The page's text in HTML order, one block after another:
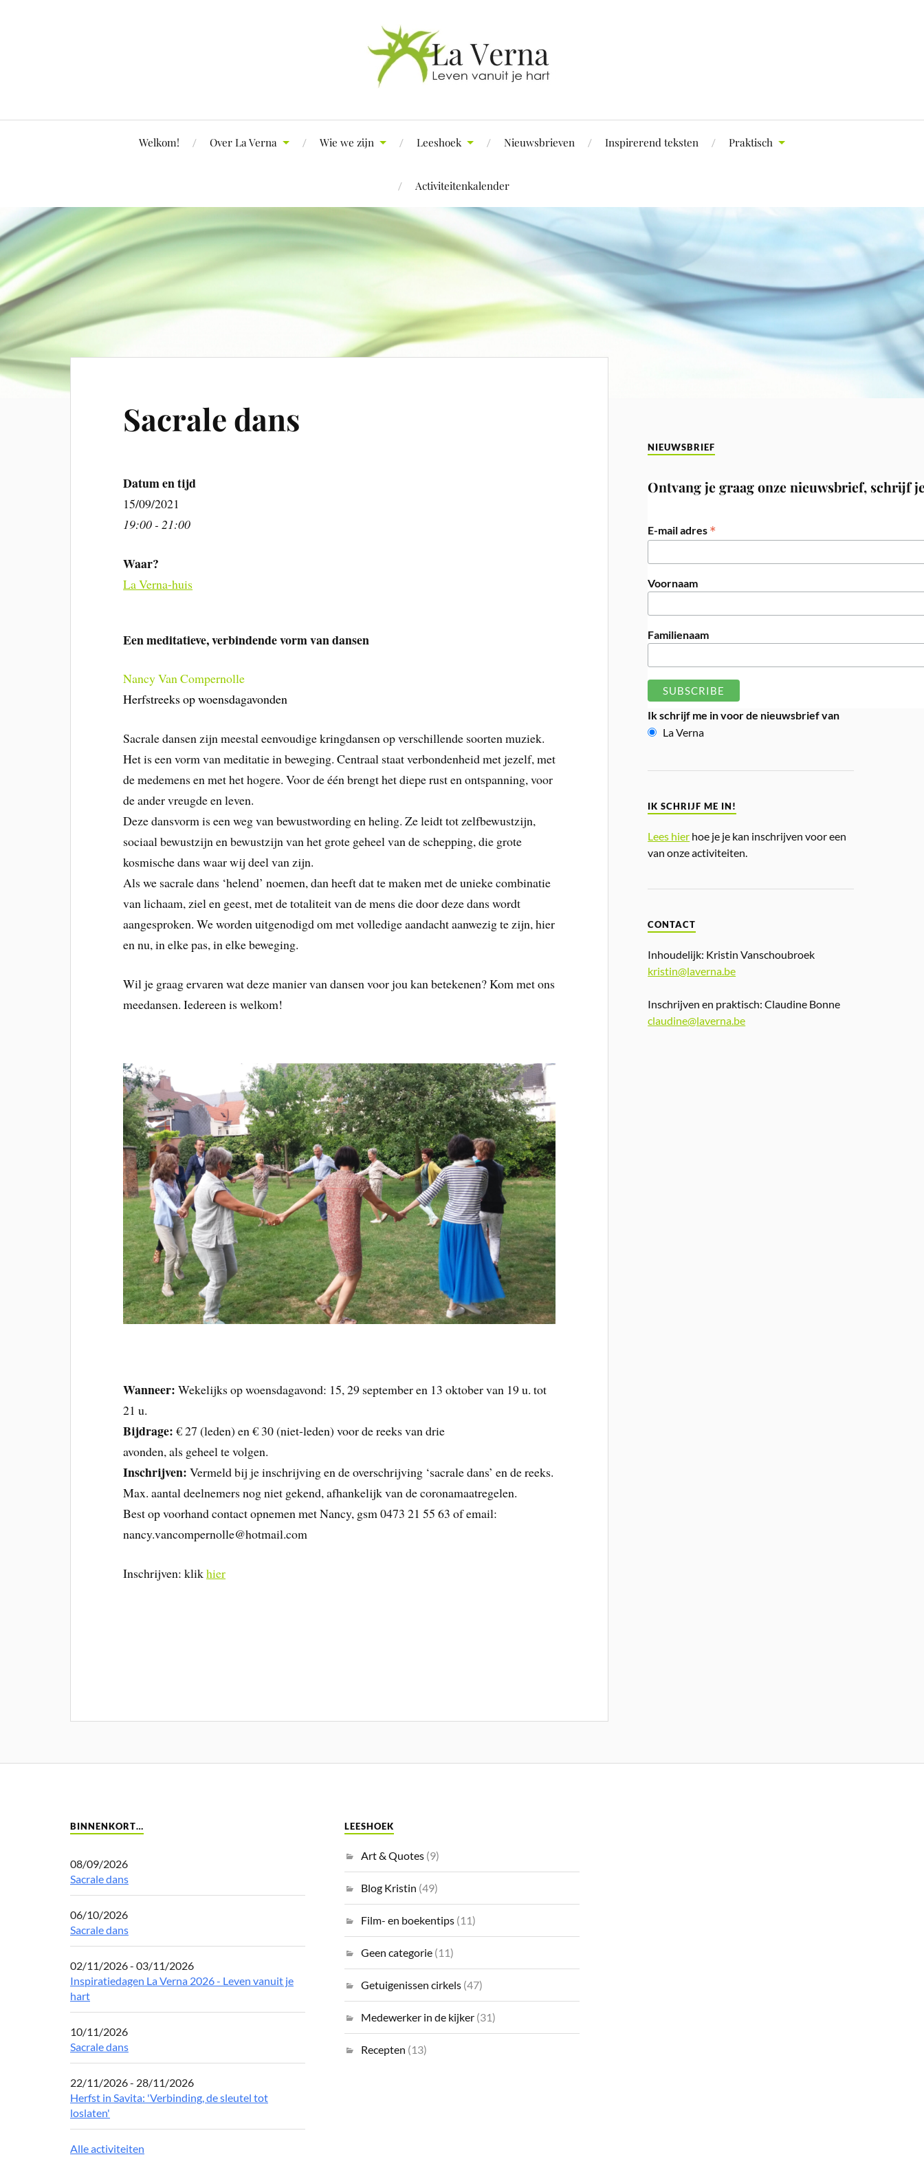
Welkom! Over La Verna Wie we zijn Leeshoek Nieuwsbrieven Inspirerend teksten Praktisch
Activiteitenkalender
Sacrale dans
Datum en tijd
15/09/2021
19:00 - 21:00
Waar?
La Verna-huis
Een meditatieve, verbindende vorm van dansen
Nancy Van Compernolle
Herfstreeks op woensdagavonden
Sacrale dansen zijn meestal eenvoudige kringdansen op verschillende soorten muziek.
Het is een vorm van meditatie in beweging. Centraal staat verbondenheid met jezelf, met
de medemens en met het hogere. Voor de één brengt het diepe rust en ontspanning, voor
de ander vreugde en leven.
Deze dansvorm is een weg van bewustwording en heling. Ze leidt tot zelfbewustzijn,
sociaal bewustzijn en bewustzijn van het grote geheel van de schepping, die grote
kosmische dans waar wij deel van zijn.
Als we sacrale dans ‘helend’ noemen, dan heeft dat te maken met de unieke combinatie
van lichaam, ziel en geest, met de totaliteit van de mens die door deze dans wordt
aangesproken. We worden uitgenodigd om met volledige aandacht aanwezig te zijn, hier
en nu, in elke pas, in elke beweging.
Wil je graag ervaren wat deze manier van dansen voor jou kan betekenen? Kom met ons
meedansen. Iedereen is welkom!
Wanneer: Wekelijks op woensdagavond: 15, 29 september en 13 oktober van 19 u. tot
21 u.
Bijdrage: € 27 (leden) en € 30 (niet-leden) voor de reeks van drie
avonden, als geheel te volgen.
Inschrijven: Vermeld bij je inschrijving en de overschrijving ‘sacrale dans’ en de reeks.
Max. aantal deelnemers nog niet gekend, afhankelijk van de coronamaatregelen.
Best op voorhand contact opnemen met Nancy, gsm 0473 21 55 63 of email:
nancy.vancompernolle@hotmail.com
Inschrijven: klikhier
NIEUWSBRIEF
Ontvang je graag onze nieuwsbrief, schrijf
E-mail adres *
Voornaam
Familienaam
Ik schrijf me in voor de nieuwsbrief van
La Verna
IK SCHRIJF ME IN!
Lees hier hoe je je kan inschrijven voor een
van onze activiteiten.
CONTACT
Inhoudelijk: Kristin Vanschoubroek
kristin@laverna.be
Inschrijven en praktisch: Claudine Bonne
claudine@laverna.be
BINNENKORT…
08/09/2026
Sacrale dans
06/10/2026
Sacrale dans
02/11/2026 - 03/11/2026
Inspiratiedagen La Verna 2026 - Leven vanuit je
hart
10/11/2026
Sacrale dans
22/11/2026 - 28/11/2026
Herfst in Savita: 'Verbinding, de sleutel tot
loslaten'
Alle activiteiten
LEESHOEK
Art & Quotes (9)
Blog Kristin (49)
Film- en boekentips (11)
Geen categorie (11)
Getuigenissen cirkels (47)
Medewerker in de kijker (31)
Recepten (13)